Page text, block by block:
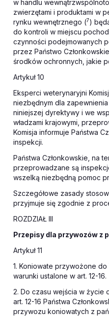
w handlu
zwierzętami i produktami w
rynku wewnętrznego (7)
do kontroli w miejscu
czynności podejmowanych
przez Państwo
środków ochronnych, jakie
Artykuł 10
Eksperci weterynaryjni
niezbędnym dla
niniejszej dyrektywy i we
władzami krajowymi,
Komisja informuje Państwa
inspekcji.
Państwa Członkowskie, na
przeprowadzane są
wszelką niezbędną pomoc
Szczegółowe zasady
przyjmuje się zgodnie z
ROZDZIAŁ III
Przepisy dla przywozów z
Artykuł 11
1. Koniowate przywożone do
warunki ustalone w art. 12-16.
2. Do czasu wejścia w życie
art. 12-16 Państwa
przywozu koniowatych z